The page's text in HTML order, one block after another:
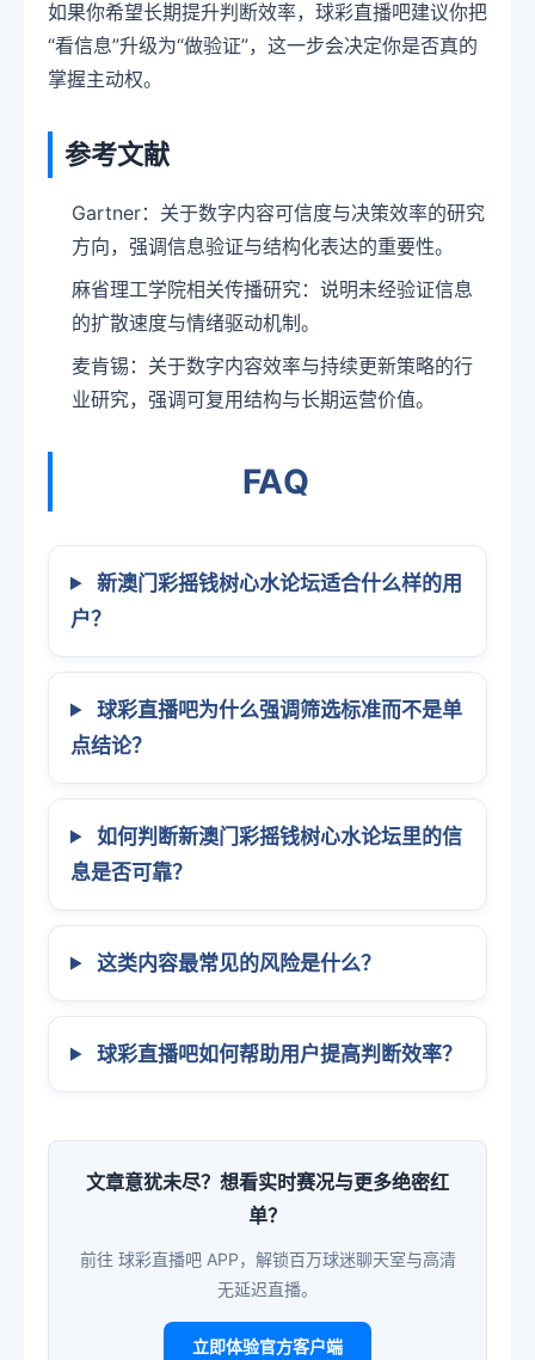
如果你希望长期提升判断效率，球彩直播吧建议你把
“看信息”升级为“做验证”，这一步会决定你是否真的
掌握主动权。
参考文献
Gartner：关于数字内容可信度与决策效率的研究
方向，强调信息验证与结构化表达的重要性。
麻省理工学院相关传播研究：说明未经验证信息
的扩散速度与情绪驱动机制。
麦肯锡：关于数字内容效率与持续更新策略的行
业研究，强调可复用结构与长期运营价值。
FAQ
新澳门彩摇钱树心水论坛适合什么样的用
户？
球彩直播吧为什么强调筛选标准而不是单
点结论？
如何判断新澳门彩摇钱树心水论坛里的信
息是否可靠？
这类内容最常见的风险是什么？
球彩直播吧如何帮助用户提高判断效率？
文章意犹未尽？想看实时赛况与更多绝密红
单？
前往 球彩直播吧 APP，解锁百万球迷聊天室与高清
无延迟直播。
立即体验官方客户端